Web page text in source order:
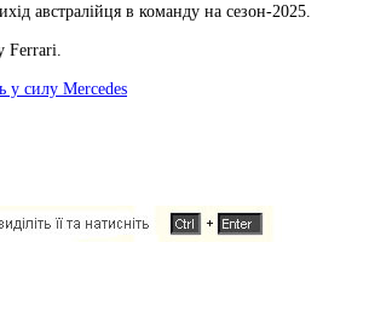
австралійця в команду на сезон-2025.
Ferrari.
у силу Mercedes